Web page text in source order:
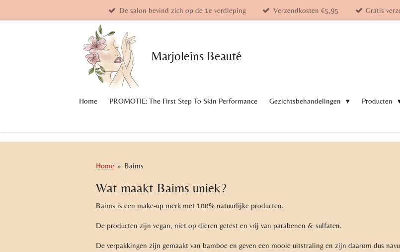
direct
De salon bevind zich op de 1e verdieping Verzendkosten €5,95 Gratis
Marjoleins Beauté
Home PROMOTIE: The First Step To Skin Performance Gezichtsbehandelingen Producten
Home » Baims
Wat maakt Baims uniek?
Baims is een make-up merk met 100% natuurlijke producten.
De producten zijn vegan, niet op dieren getest en vrij van parabenen & sulfaten.
De verpakkingen zijn gemaakt van bamboe en geven een mooie uitstraling en zijn daarom dus